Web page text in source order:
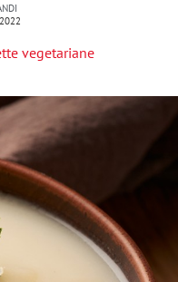
vegetariane